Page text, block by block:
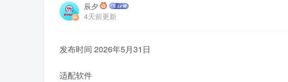
辰夕
4天前更新
发布时间 2026年5月31日
适配软件